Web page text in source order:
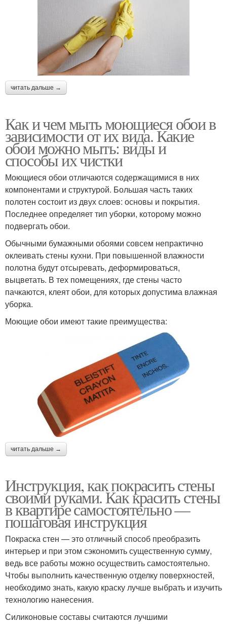
читать дальше →
Как и чем мыть моющиеся обои в
зависимости от их вида. Какие
обои можно мыть: виды и
способы их чистки
Моющиеся обои отличаются содержащимися в них
компонентами и структурой. Большая часть таких
полотен состоит из двух слоев: основы и покрытия.
Последнее определяет тип уборки, которому можно
подвергать обои.
Обычными бумажными обоями совсем непрактично
оклеивать стены кухни. При повышенной влажности
полотна будут отсыревать, деформироваться,
выцветать. В тех помещениях, где стены часто
пачкаются, клеят обои, для которых допустима влажная
уборка.
Моющие обои имеют такие преимущества:
читать дальше →
Инструкция, как покрасить стены
своими руками. Как красить стены
в квартире самостоятельно —
пошаговая инструкция
Покраска стен — это отличный способ преобразить
интерьер и при этом сэкономить существенную сумму,
ведь все работы можно осуществить самостоятельно.
Чтобы выполнить качественную отделку поверхностей,
необходимо знать, какую краску лучше выбрать и изучить
технологию нанесения.
Силиконовые составы считаются лучшими